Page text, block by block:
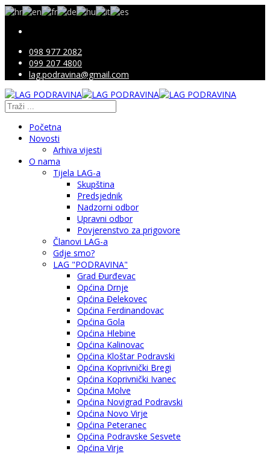
098 977 2082
099 207 4800
lag.podravina@gmail.com
Početna
Novosti
Arhiva vijesti
O nama
Tijela LAG-a
Skupština
Predsjednik
Nadzorni odbor
Upravni odbor
Povjerenstvo za prigovore
Članovi LAG-a
Gdje smo?
LAG "PODRAVINA"
Grad Đurđevac
Općina Drnje
Općina Đelekovec
Općina Ferdinandovac
Općina Gola
Općina Hlebine
Općina Kalinovac
Općina Kloštar Podravski
Općina Koprivnički Bregi
Općina Koprivnički Ivanec
Općina Molve
Općina Novigrad Podravski
Općina Novo Virje
Općina Peteranec
Općina Podravske Sesvete
Općina Virje